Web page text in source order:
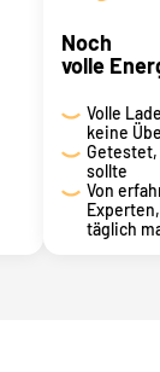
Noch
volle
Volle
keine
sollte
Von
täglich